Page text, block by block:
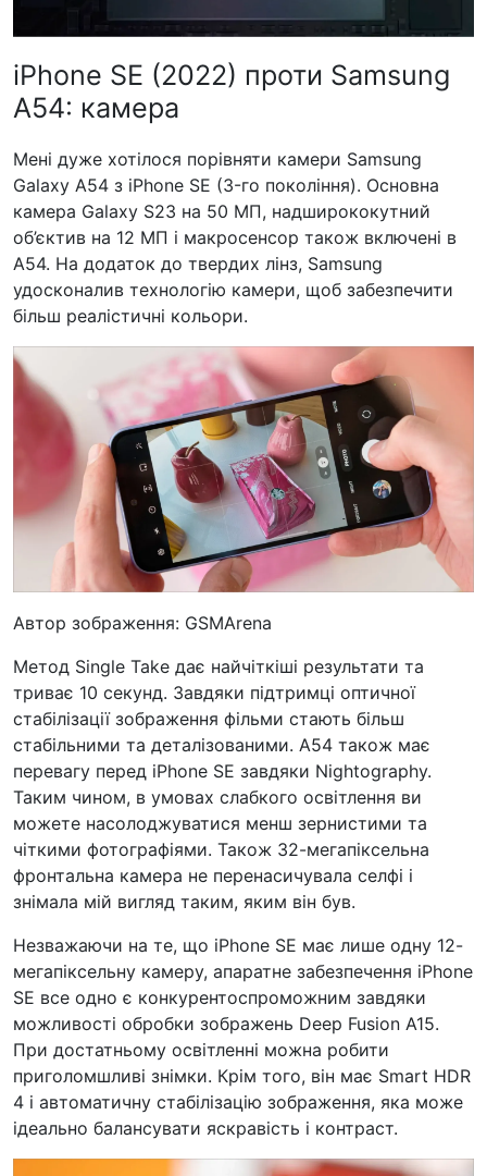
iPhone SE (2022) проти Samsung
A54: камера
Мені дуже хотілося порівняти камери Samsung
Galaxy A54 з iPhone SE (3-го покоління). Основна
камера Galaxy S23 на 50 МП, надширококутний
об’єктив на 12 МП і макросенсор також включені в
A54. На додаток до твердих лінз, Samsung
удосконалив технологію камери, щоб забезпечити
більш реалістичні кольори.
Автор зображення: GSMArena
Метод Single Take дає найчіткіші результати та
триває 10 секунд. Завдяки підтримці оптичної
стабілізації зображення фільми стають більш
стабільними та деталізованими. A54 також має
перевагу перед iPhone SE завдяки Nightography.
Таким чином, в умовах слабкого освітлення ви
можете насолоджуватися менш зернистими та
чіткими фотографіями. Також 32-мегапіксельна
фронтальна камера не перенасичувала селфі і
знімала мій вигляд таким, яким він був.
Незважаючи на те, що iPhone SE має лише одну 12-
мегапіксельну камеру, апаратне забезпечення iPhone
SE все одно є конкурентоспроможним завдяки
можливості обробки зображень Deep Fusion A15.
При достатньому освітленні можна робити
приголомшливі знімки. Крім того, він має Smart HDR
4 і автоматичну стабілізацію зображення, яка може
ідеально балансувати яскравість і контраст.